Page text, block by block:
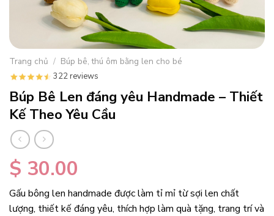
Trang chủ / Búp bê, thú ôm bằng len cho bé
322 reviews
Búp Bê Len đáng yêu Handmade – Thiết
Kế Theo Yêu Cầu
$ 30.00
Gấu bông len handmade được làm tỉ mỉ từ sợi len chất
lượng, thiết kế đáng yêu, thích hợp làm quà tặng, trang trí và